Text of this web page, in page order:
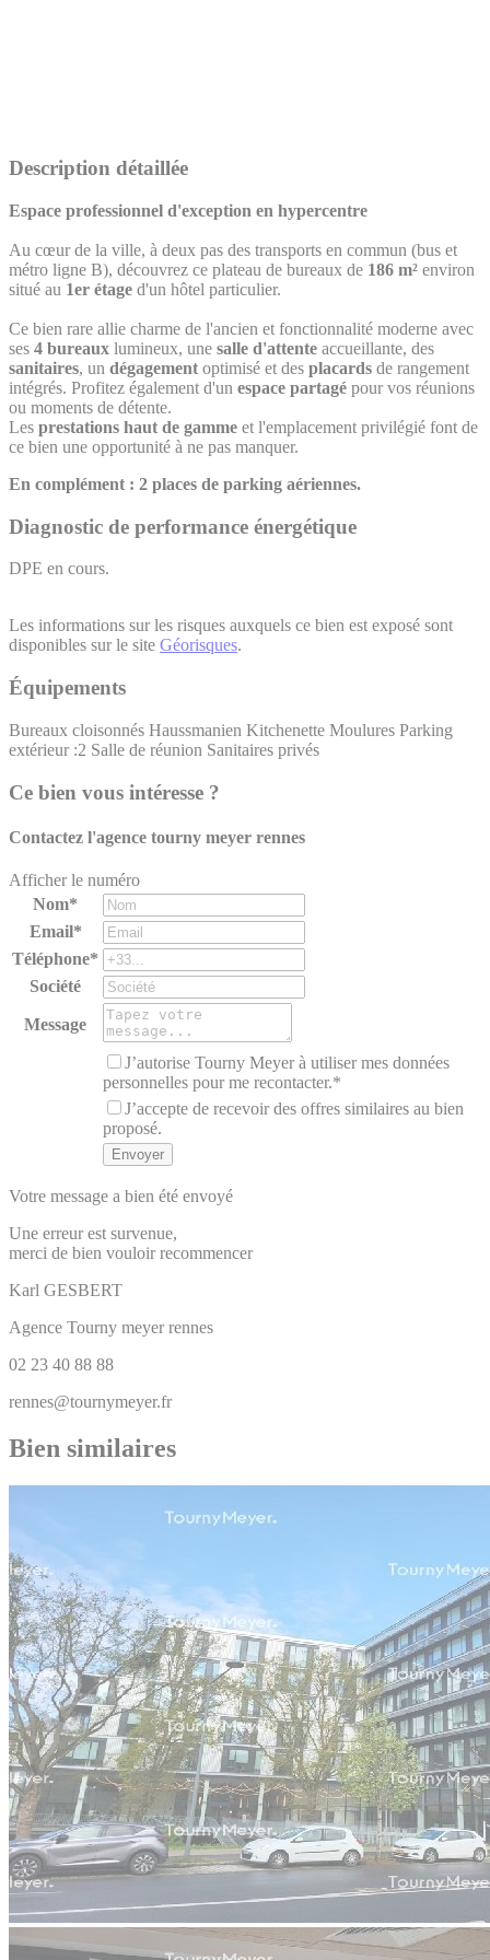
Description détaillée
Espace professionnel d'exception en hypercentre
Au cœur de la ville, à deux pas des transports en commun (bus et
métro ligne B), découvrez ce plateau de bureaux de 186 m² environ
situé au 1er étage d'un hôtel particulier.
Ce bien rare allie charme de l'ancien et fonctionnalité moderne avec
ses 4 bureaux lumineux, une salle d'attente accueillante, des
sanitaires, un dégagement optimisé et des placards de rangement
intégrés. Profitez également d'un espace partagé pour vos réunions
ou moments de détente.
Les prestations haut de gamme et l'emplacement privilégié font de
ce bien une opportunité à ne pas manquer.
En complément : 2 places de parking aériennes.
Diagnostic de performance énergétique
DPE en cours.
Les informations sur les risques auxquels ce bien est exposé sont
disponibles sur le site Géorisques.
Équipements
Bureaux cloisonnés Haussmanien Kitchenette Moulures Parking
extérieur :2 Salle de réunion Sanitaires privés
Ce bien vous intéresse ?
Contactez l'agence tourny meyer rennes
Afficher le numéro
Nom*
Email*
Téléphone*
Société
Message
J’autorise Tourny Meyer à utiliser mes données
personnelles pour me recontacter.*
J’accepte de recevoir des offres similaires au bien
proposé.
Votre message a bien été envoyé
Une erreur est survenue,
merci de bien vouloir recommencer
Karl GESBERT
Agence Tourny meyer rennes
02 23 40 88 88
rennes@tournymeyer.fr
Bien similaires